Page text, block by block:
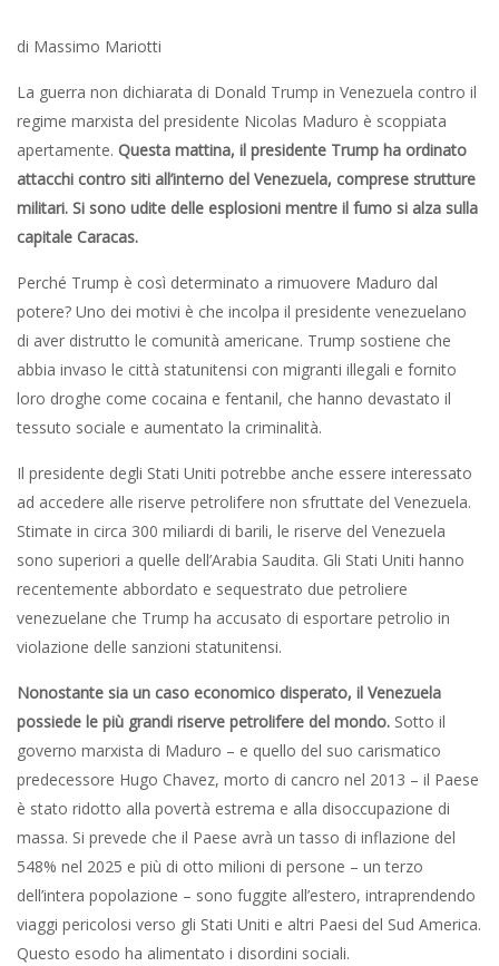
di Massimo Mariotti
La guerra non dichiarata di Donald Trump in Venezuela contro il
regime marxista del presidente Nicolas Maduro è scoppiata
apertamente. Questa mattina, il presidente Trump ha ordinato
attacchi contro siti all’interno del Venezuela, comprese strutture
militari. Si sono udite delle esplosioni mentre il fumo si alza sulla
capitale Caracas.
Perché Trump è così determinato a rimuovere Maduro dal
potere? Uno dei motivi è che incolpa il presidente venezuelano
di aver distrutto le comunità americane. Trump sostiene che
abbia invaso le città statunitensi con migranti illegali e fornito
loro droghe come cocaina e fentanil, che hanno devastato il
tessuto sociale e aumentato la criminalità.
Il presidente degli Stati Uniti potrebbe anche essere interessato
ad accedere alle riserve petrolifere non sfruttate del Venezuela.
Stimate in circa 300 miliardi di barili, le riserve del Venezuela
sono superiori a quelle dell’Arabia Saudita. Gli Stati Uniti hanno
recentemente abbordato e sequestrato due petroliere
venezuelane che Trump ha accusato di esportare petrolio in
violazione delle sanzioni statunitensi.
Nonostante sia un caso economico disperato, il Venezuela
possiede le più grandi riserve petrolifere del mondo. Sotto il
governo marxista di Maduro – e quello del suo carismatico
predecessore Hugo Chavez, morto di cancro nel 2013 – il Paese
è stato ridotto alla povertà estrema e alla disoccupazione di
massa. Si prevede che il Paese avrà un tasso di inflazione del
548% nel 2025 e più di otto milioni di persone – un terzo
dell’intera popolazione – sono fuggite all’estero, intraprendendo
viaggi pericolosi verso gli Stati Uniti e altri Paesi del Sud America.
Questo esodo ha alimentato i disordini sociali.